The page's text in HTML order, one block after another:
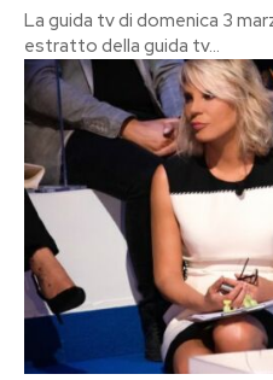
La guida tv di domenica 3
estratto della guida tv...